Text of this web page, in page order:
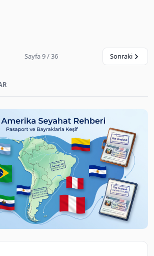
Sayfa 9 / 36 Sonraki
Turist Vizeleri Karşılaştırması
2026